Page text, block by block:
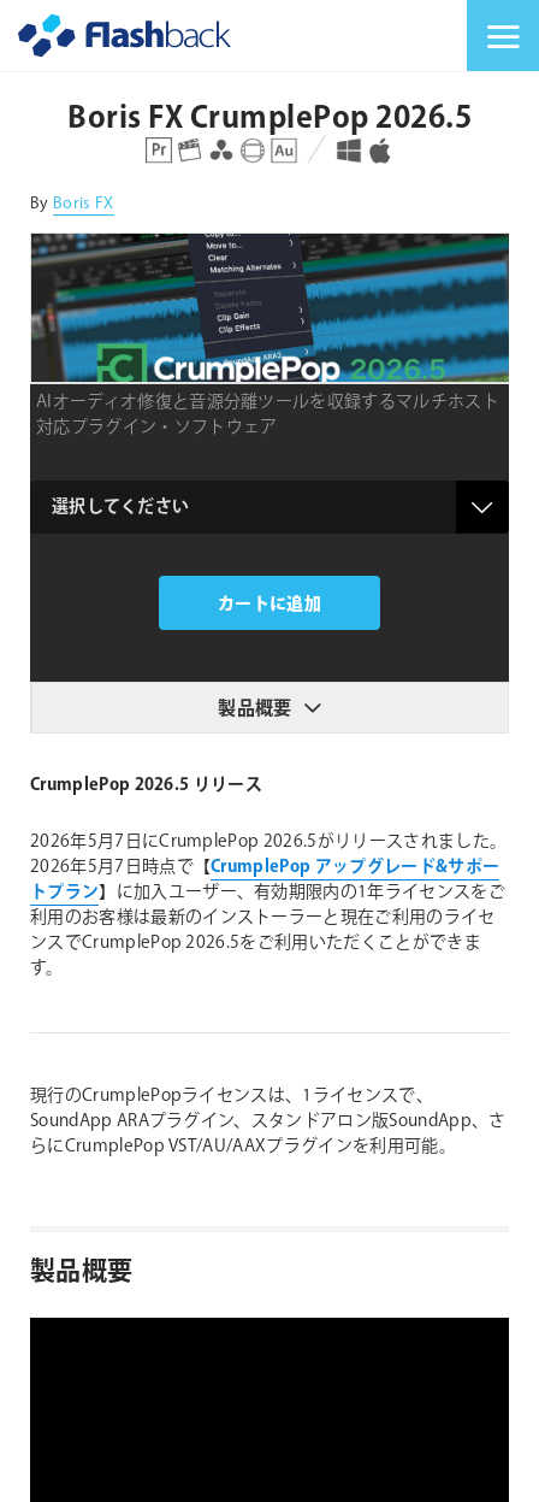
Boris FX CrumplePop 2026.5
対応プラットフォーム 対応OS
By Boris FX
AIオーディオ修復と音源分離ツールを収録するマルチホスト
対応プラグイン・ソフトウェア
product
個
カートに追加
製品概要
CrumplePop 2026.5 リリース
2026年5月7日にCrumplePop 2026.5がリリースされました。
2026年5月7日時点で【CrumplePop アップグレード&サポー
トプラン】に加入ユーザー、有効期限内の1年ライセンスをご
利用のお客様は最新のインストーラーと現在ご利用のライセ
ンスでCrumplePop 2026.5をご利用いただくことができま
す。
現行のCrumplePopライセンスは、1ライセンスで、
SoundApp ARAプラグイン、スタンドアロン版SoundApp、さ
らにCrumplePop VST/AU/AAXプラグインを利用可能。
製品概要